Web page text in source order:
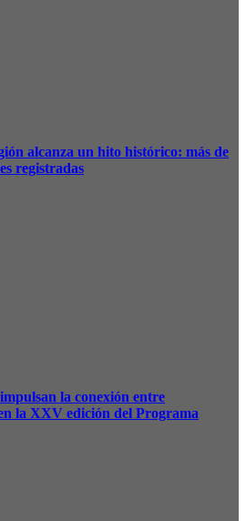
alcanza un hito histórico: más de
registradas
la conexión entre
la XXV edición del Programa